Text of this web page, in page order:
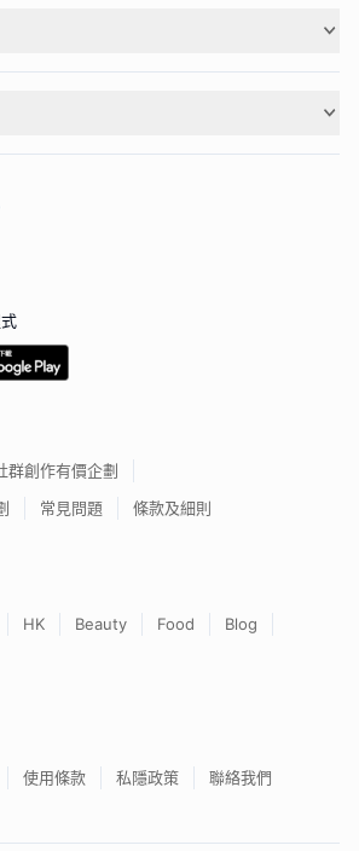
群創作有價企劃
常見問題 條款及細則
HK Beauty Food
Blog
使用條款 私隱政策 聯絡我們